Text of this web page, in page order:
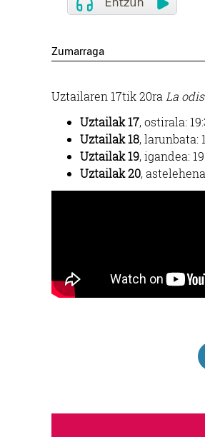
Zumarraga
Uztailaren 17tik 20raLa
Uztailak 17, ostirala:
Uztailak 18, larunbata:
Uztailak 19, igandea:
Uztailak 20,